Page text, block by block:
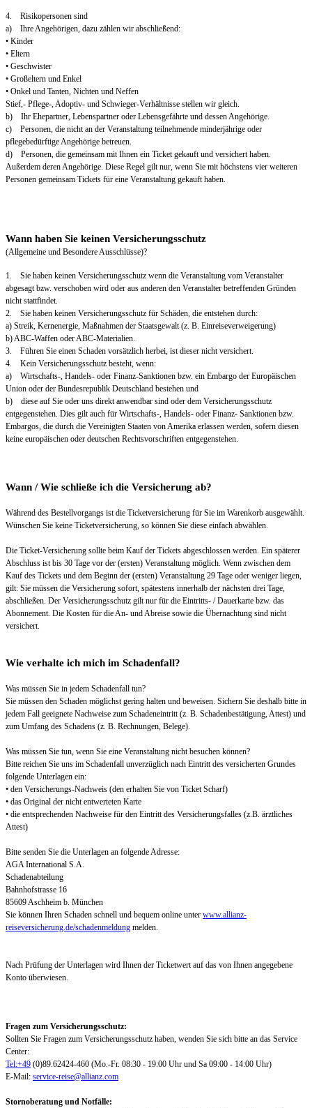
4. Risikopersonen sind
a) Ihre Angehörigen, dazu zählen wir abschließend:
• Kinder
• Eltern
• Geschwister
• Großeltern und Enkel
• Onkel und Tanten, Nichten und Neffen
Stief,- Pflege-, Adoptiv- und Schwieger-Verhältnisse stellen wir gleich.
b) Ihr Ehepartner, Lebenspartner oder Lebensgefährte und dessen Angehörige.
c) Personen, die nicht an der Veranstaltung teilnehmende minderjährige oder
pflegebedürftige Angehörige betreuen.
d) Personen, die gemeinsam mit Ihnen ein Ticket gekauft und versichert haben.
Außerdem deren Angehörige. Diese Regel gilt nur, wenn Sie mit höchstens vier weiteren
Personen gemeinsam Tickets für eine Veranstaltung gekauft haben.
Wann haben Sie keinen Versicherungsschutz
(Allgemeine und Besondere Ausschlüsse)?
1. Sie haben keinen Versicherungsschutz wenn die Veranstaltung vom Veranstalter
abgesagt bzw. verschoben wird oder aus anderen den Veranstalter betreffenden Gründen
nicht stattfindet.
2. Sie haben keinen Versicherungsschutz für Schäden, die entstehen durch:
a) Streik, Kernenergie, Maßnahmen der Staatsgewalt (z. B. Einreiseverweigerung)
b) ABC-Waffen oder ABC-Materialien.
3. Führen Sie einen Schaden vorsätzlich herbei, ist dieser nicht versichert.
4. Kein Versicherungsschutz besteht, wenn:
a) Wirtschafts-, Handels- oder Finanz-Sanktionen bzw. ein Embargo der Europäischen
Union oder der Bundesrepublik Deutschland bestehen und
b) diese auf Sie oder uns direkt anwendbar sind oder dem Versicherungsschutz
entgegenstehen. Dies gilt auch für Wirtschafts-, Handels- oder Finanz- Sanktionen bzw.
Embargos, die durch die Vereinigten Staaten von Amerika erlassen werden, sofern diesen
keine europäischen oder deutschen Rechtsvorschriften entgegenstehen.
Wann / Wie schließe ich die Versicherung ab?
Während des Bestellvorgangs ist die Ticketversicherung für Sie im Warenkorb ausgewählt.
Wünschen Sie keine Ticketversicherung, so können Sie diese einfach abwählen.
Die Ticket-Versicherung sollte beim Kauf der Tickets abgeschlossen werden. Ein späterer
Abschluss ist bis 30 Tage vor der (ersten) Veranstaltung möglich. Wenn zwischen dem
Kauf des Tickets und dem Beginn der (ersten) Veranstaltung 29 Tage oder weniger liegen,
gilt: Sie müssen die Versicherung sofort, spätestens innerhalb der nächsten drei Tage,
abschließen. Der Versicherungsschutz gilt nur für die Eintritts- / Dauerkarte bzw. das
Abonnement. Die Kosten für die An- und Abreise sowie die Übernachtung sind nicht
versichert.
Wie verhalte ich mich im Schadenfall?
Was müssen Sie in jedem Schadenfall tun?
Sie müssen den Schaden möglichst gering halten und beweisen. Sichern Sie deshalb bitte in
jedem Fall geeignete Nachweise zum Schadeneintritt (z. B. Schadenbestätigung, Attest) und
zum Umfang des Schadens (z. B. Rechnungen, Belege).
Was müssen Sie tun, wenn Sie eine Veranstaltung nicht besuchen können?
Bitte reichen Sie uns im Schadenfall unverzüglich nach Eintritt des versicherten Grundes
folgende Unterlagen ein:
• den Versicherungs-Nachweis (den erhalten Sie von Ticket Scharf)
• das Original der nicht entwerteten Karte
• die entsprechenden Nachweise für den Eintritt des Versicherungsfalles (z.B. ärztliches
Attest)
Bitte senden Sie die Unterlagen an folgende Adresse:
AGA International S.A.
Schadenabteilung
Bahnhofstrasse 16
85609 Aschheim b. München
Sie können Ihren Schaden schnell und bequem online unter www.allianz-
reiseversicherung.de/schadenmeldung melden.
Nach Prüfung der Unterlagen wird Ihnen der Ticketwert auf das von Ihnen angegebene
Konto überwiesen.
Fragen zum Versicherungsschutz:
Sollten Sie Fragen zum Versicherungsschutz haben, wenden Sie sich bitte an das Service
Center:
Tel:+49 (0)89.62424-460 (Mo.-Fr. 08:30 - 19:00 Uhr und Sa 09:00 - 14:00 Uhr)
E-Mail: service-reise@allianz.com
Stornoberatung und Notfälle: